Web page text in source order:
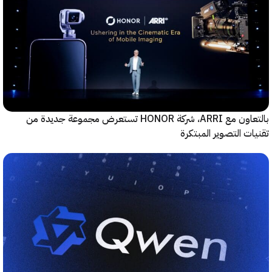
بالتعاون مع ARRI، شركة HONOR تستعرض مجموعة جديدة من
التصوير المبتكرة